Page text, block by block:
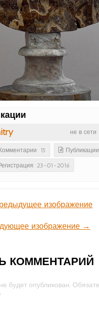
не в сети
Комментарии: 15
23-01-2016
изображение
изображение →
КОММЕНТАРИЙ
будет опубликован.